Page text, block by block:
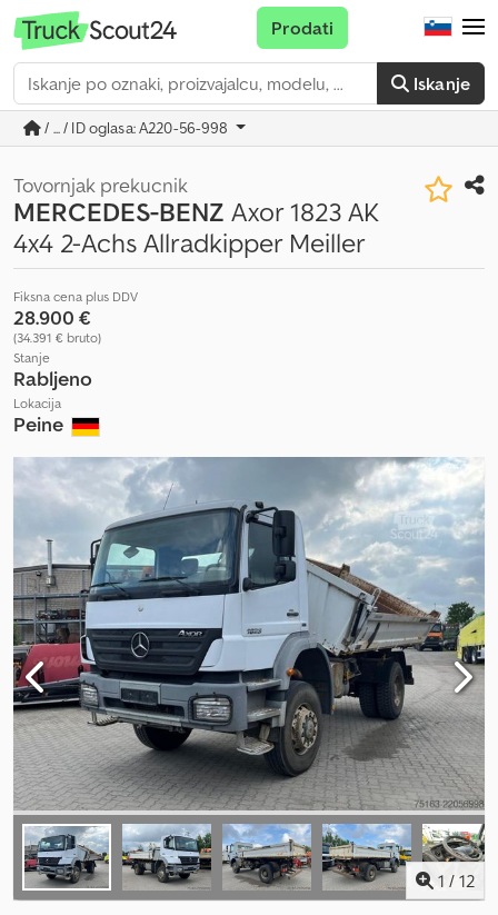
Iskanje
Prodati
/ ... / ID oglasa: A220-56-998
Tovornjak prekucnik
MERCEDES-BENZ Axor 1823 AK
4x4 2-Achs Allradkipper Meiller
Fiksna cena plus DDV
28.900 €
(34.391 € bruto)
Stanje
Rabljeno
Lokacija
Peine
1 / 12